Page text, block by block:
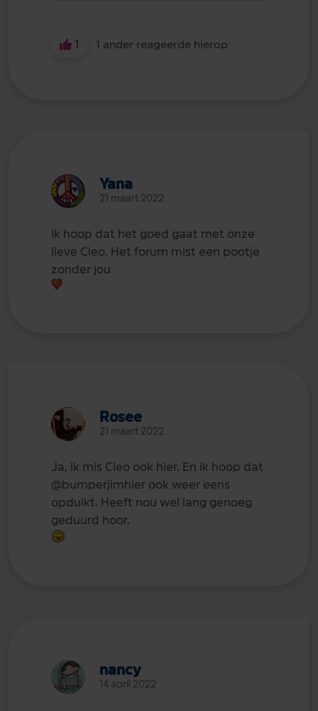
1 1 ander reageerde hierop
Yana
21 maart 2022
Ik hoop dat het goed gaat met onze
lieve Cleo. Het forum mist een pootje
zonder jou
Rosee
21 maart 2022
Ja, ik mis Cleo ook hier. En ik hoop dat
@bumperjim hier ook weer eens
opduikt. Heeft nou wel lang genoeg
geduurd hoor.
nancy
14 april 2022